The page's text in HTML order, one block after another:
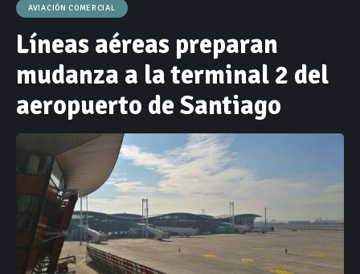
AVIACIÓN COMERCIAL
Líneas aéreas preparan
mudanza a la terminal 2 del
aeropuerto de Santiago